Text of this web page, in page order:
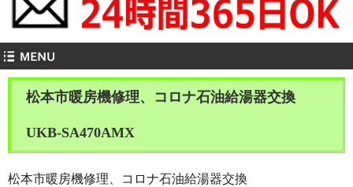
松本市暖房機修理、コロナ石油給湯器交換
UKB-SA470AMX
松本市暖房機修理、コロナ石油給湯器交換